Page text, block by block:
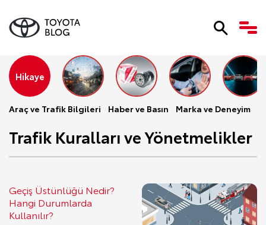
Hikaye
Araç ve Trafik Bilgileri Haber ve Basın Marka ve Deneyim
Trafik Kuralları ve Yönetmelikler
Geçiş Üstünlüğü Nedir?
Hangi Durumlarda
Kullanılır?